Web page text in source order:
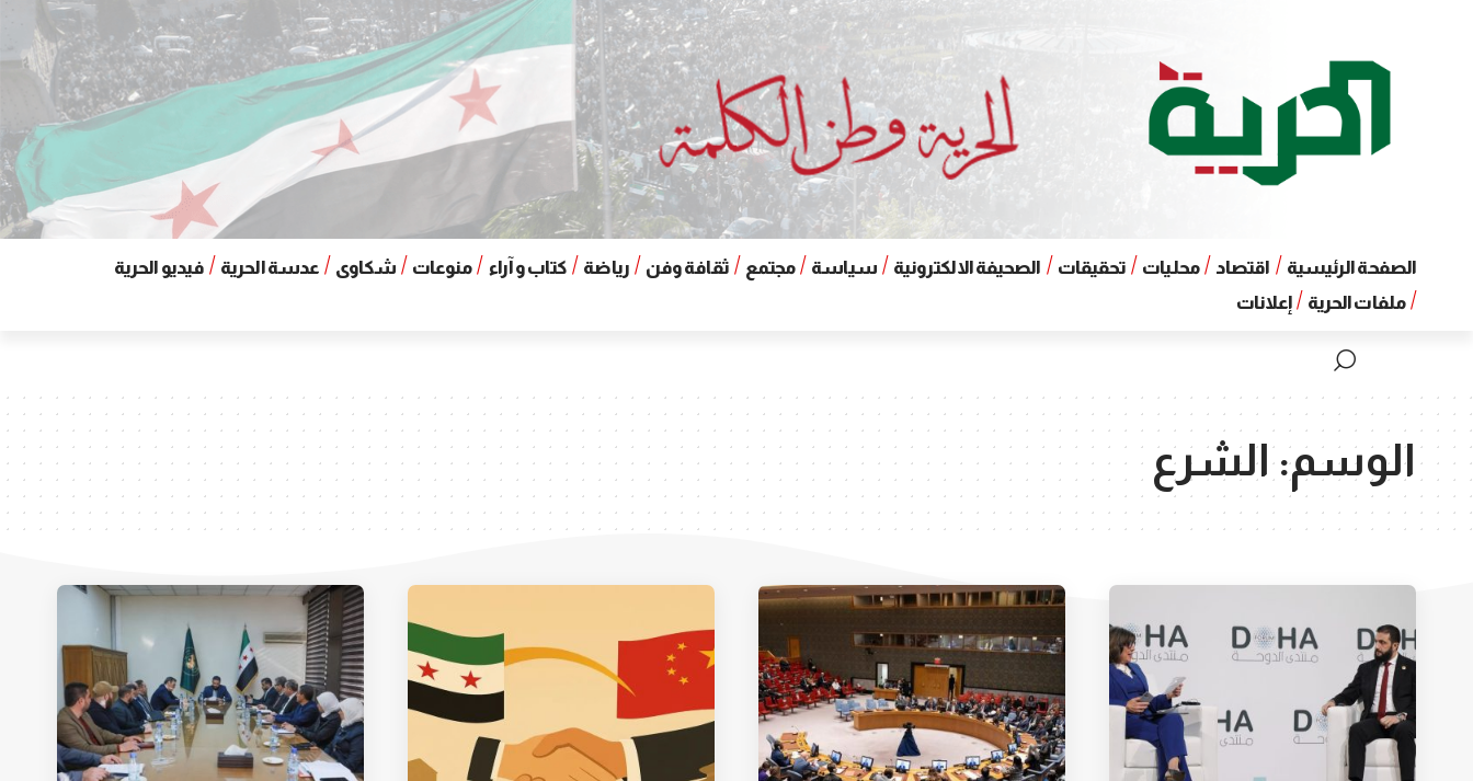
الصفحة الرئيسية اقتصاد محليات تحقيقات الصحيفة الالكترونية سياسة مجتمع ثقافة وفن رياضة كتاب و آراء منوعات شكاوى عدسة الحرية
فيديو الحرية
ملفات الحرية
إعلانات
الوسم:الشرع